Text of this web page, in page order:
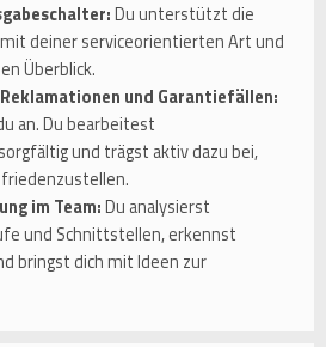
Du unterstützt die
deiner serviceorientierten Art und
Überblick.
und Garantiefällen:
an. Du bearbeitest
und trägst aktiv dazu bei,
im Team:Du analysierst
und Schnittstellen, erkennst
bringst dich mit Ideen zur